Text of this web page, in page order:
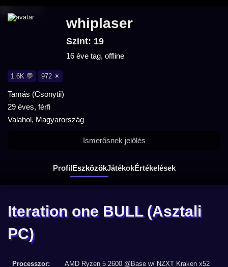
whiplaser
Szint: 19
16 éve tag, offline
1.6K 💬 972 ☀
Tamás (Csonytii)
29 éves, férfi
Valahol, Magyarország
ProfilEszközökJátékokÉrtékelések
Ismerősnek jelölés
Iteration one BULL (Asztali
PC)
Processzor:
AMD Ryzen 5 2600 @Base w/ NZXT Kraken x52